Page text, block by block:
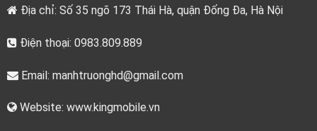
Địa chỉ: Số 35 ngõ 173 Thái Hà, quận Đống Đa, Hà Nội
Điện thoại: 0983.809.889
Email: manhtruonghd@gmail.com
Website: www.kingmobile.vn